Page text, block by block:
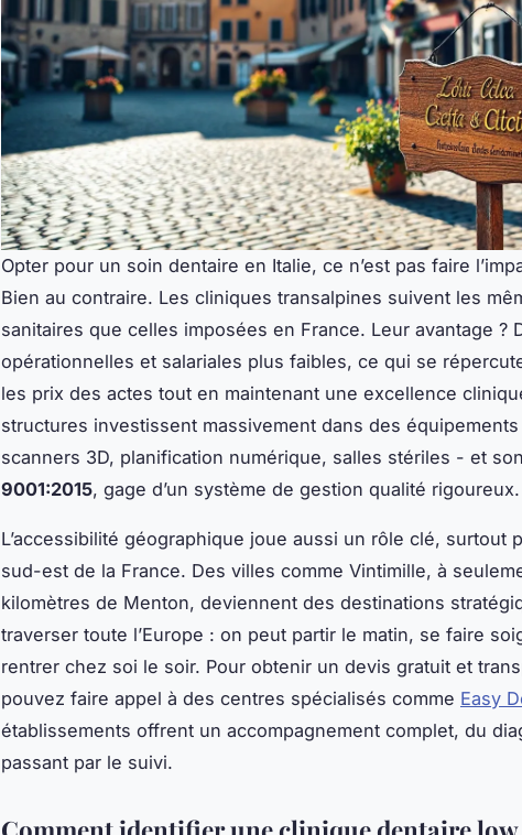
Opter pour un soin dentaire en Italie, ce n’est pas faire
Bien au contraire. Les cliniques transalpines suivent les
sanitaires que celles imposées en France. Leur avantage ?
opérationnelles et salariales plus faibles, ce qui se
les prix des actes tout en maintenant une excellence
structures investissent massivement dans des
scanners 3D, planification numérique, salles stériles - et
9001:2015, gage d’un système de gestion qualité rigoureux.
L’accessibilité géographique joue aussi un rôle clé, surtout
sud-est de la France. Des villes comme Vintimille, à
kilomètres de Menton, deviennent des destinations
traverser toute l’Europe : on peut partir le matin, se faire
rentrer chez soi le soir. Pour obtenir un devis gratuit et
pouvez faire appel à des centres spécialisés comme Easy
établissements offrent un accompagnement complet, du
passant par le suivi.